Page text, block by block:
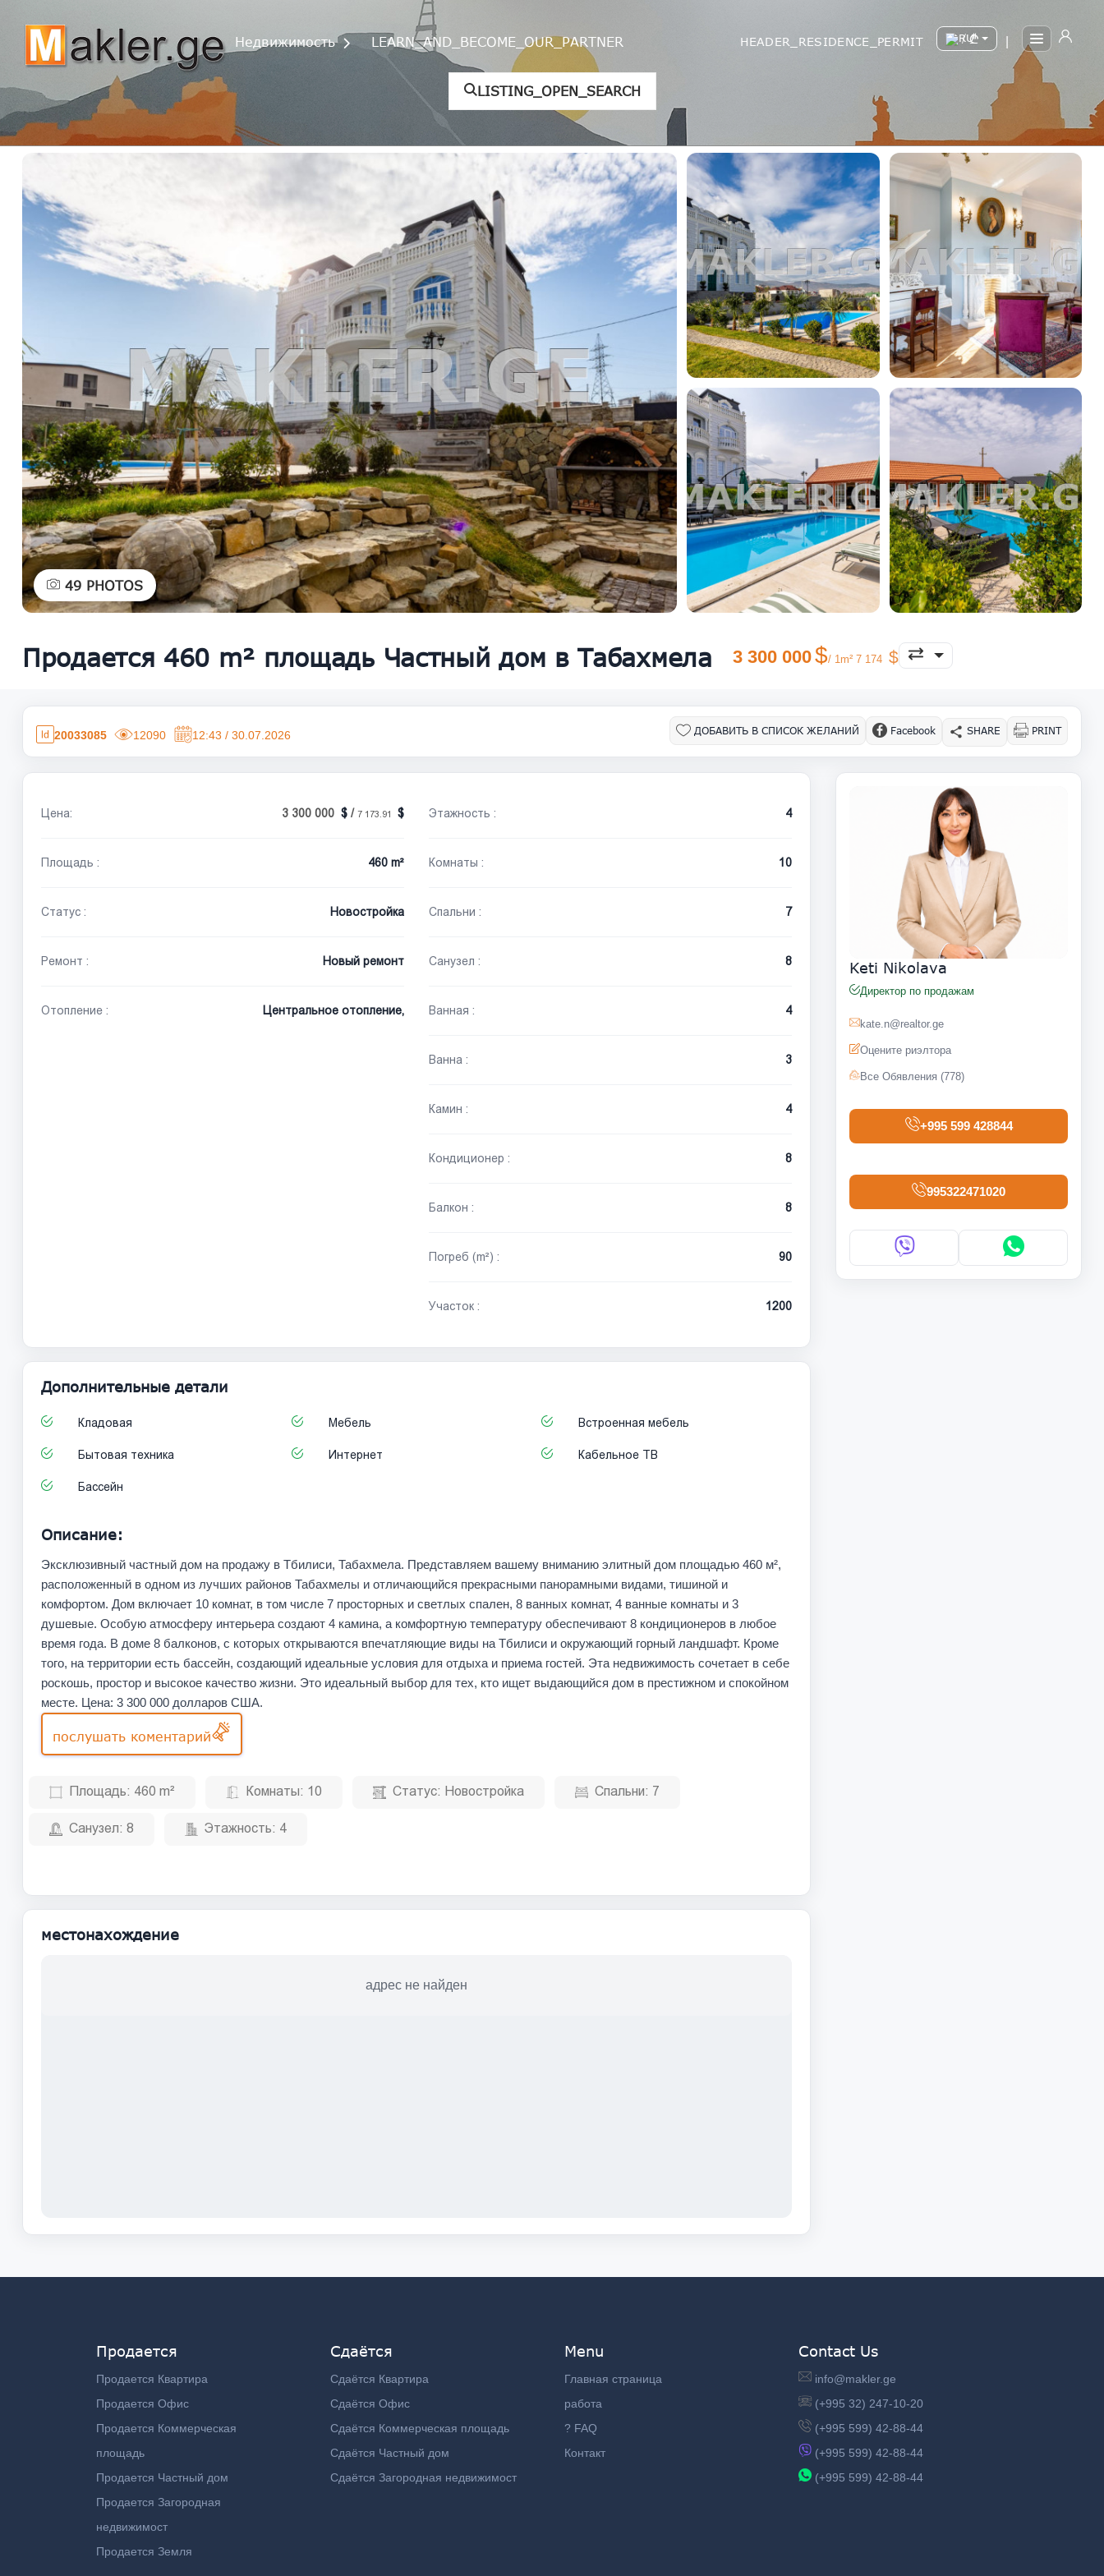
Недвижимость LEARN_AND_BECOME_OUR_PARTNER HEADER_RESIDENCE_PERMIT /
LISTING_OPEN_SEARCH
49 PHOTOS
Продается 460 m² площадь Частный дом в Табахмела 3 300 000 / 1m² 7 174
20033085 12090 12:43 / 30.07.2026 ДОБАВИТЬ В СПИСОК ЖЕЛАНИЙ Facebook SHARE PRINT
Цена: 3 300 000 / 7 173.91
Площадь : 460 m²
Статус : Новостройка
Ремонт : Новый ремонт
Отопление : Центральное отопление,
Этажность : 4
Комнаты : 10
Спальни : 7
Санузел : 8
Ванная : 4
Ванна : 3
Камин : 4
Кондиционер : 8
Балкон : 8
Погреб (m²) : 90
Участок : 1200
Дополнительные детали
Кладовая Мебель Встроенная мебель
Бытовая техника Интернет Кабельное ТВ
Бассейн
Описание:
Эксклюзивный частный дом на продажу в Тбилиси, Табахмела. Представляем вашему вниманию элитный дом площадью 460 м²,
расположенный в одном из лучших районов Табахмелы и отличающийся прекрасными панорамными видами, тишиной и
комфортом. Дом включает 10 комнат, в том числе 7 просторных и светлых спален, 8 ванных комнат, 4 ванные комнаты и 3
душевые. Особую атмосферу интерьера создают 4 камина, а комфортную температуру обеспечивают 8 кондиционеров в любое
время года. В доме 8 балконов, с которых открываются впечатляющие виды на Тбилиси и окружающий горный ландшафт. Кроме
того, на территории есть бассейн, создающий идеальные условия для отдыха и приема гостей. Эта недвижимость сочетает в себе
роскошь, простор и высокое качество жизни. Это идеальный выбор для тех, кто ищет выдающийся дом в престижном и спокойном
месте. Цена: 3 300 000 долларов США.
послушать коментарий
Площадь: 460 m² Комнаты: 10 Статус: Новостройка Спальни: 7
Санузел: 8 Этажность: 4
местонахождение
адрес не найден
Keti Nikolava
Директор по продажам
kate.n@realtor.ge
Оцените риэлтора
Все Обявления (778)
+995 599 428844
995322471020
Продается
Продается Квартира
Продается Офис
Продается Коммерческая
площадь
Продается Частный дом
Продается Загородная
недвижимост
Продается Земля
Сдаётся
Сдаётся Квартира
Сдаётся Офис
Сдаётся Коммерческая площадь
Сдаётся Частный дом
Сдаётся Загородная недвижимост
Menu
Главная страница
работа
? FAQ
Контакт
Contact Us
info@makler.ge
(+995 32) 247-10-20
(+995 599) 42-88-44
(+995 599) 42-88-44
(+995 599) 42-88-44